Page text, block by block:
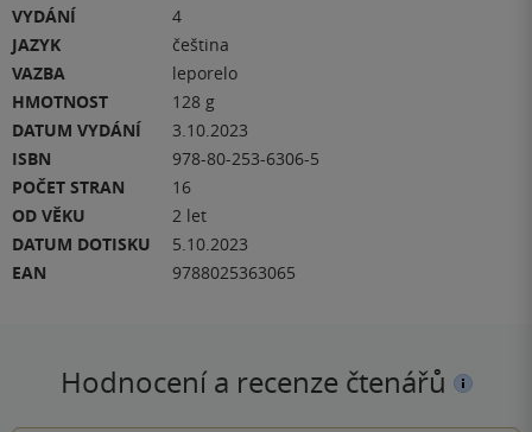
VYDÁNÍ
4
JAZYK
čeština
VAZBA
leporelo
HMOTNOST
128 g
DATUM VYDÁNÍ
3.10.2023
ISBN
978-80-253-6306-5
POČET STRAN
16
OD VĚKU
2 let
DATUM DOTISKU
5.10.2023
EAN
9788025363065
Hodnocení a recenze čtenářů